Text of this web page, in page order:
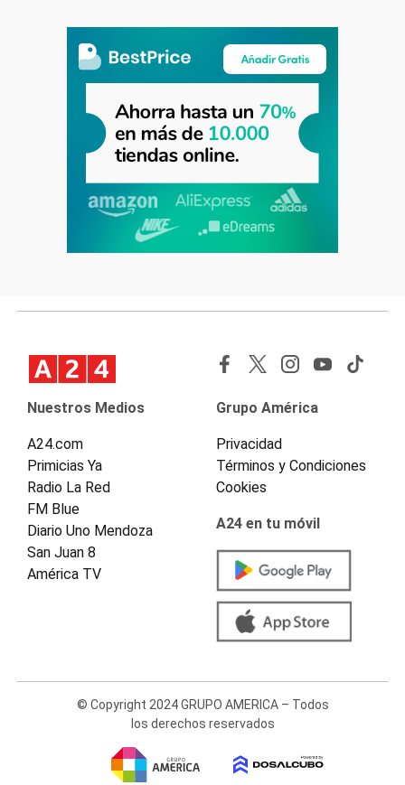
Nuestros Medios
A24.com
Primicias Ya
Radio La Red
FM Blue
Diario Uno Mendoza
San Juan 8
América TV
Grupo América
Privacidad
Términos y Condiciones
Cookies
A24 en tu móvil
© Copyright 2024 GRUPO AMERICA – Todos
los derechos reservados